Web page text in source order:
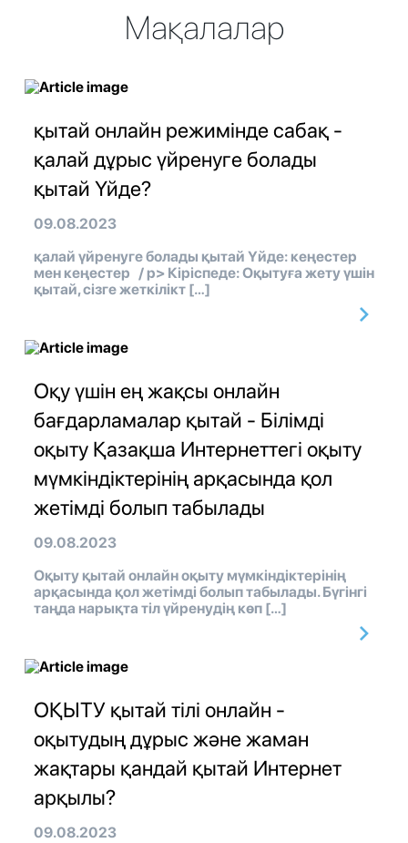
Мақалалар
қытай онлайн режимінде сабақ -
қалай дұрыс үйренуге болады
қытай Үйде?
09.08.2023
қалай үйренуге болады қытай Үйде: кеңестер
мен кеңестер / p> Кіріспеде: Оқытуға жету үшін
қытай, сізге жеткілікт […]
Оқу үшін ең жақсы онлайн
бағдарламалар қытай - Білімді
оқыту Қазақша Интернеттегі оқыту
мүмкіндіктерінің арқасында қол
жетімді болып табылады
09.08.2023
Оқыту қытай онлайн оқыту мүмкіндіктерінің
арқасында қол жетімді болып табылады. Бүгінгі
таңда нарықта тіл үйренудің көп […]
ОҚЫТУ қытай тілі онлайн -
оқытудың дұрыс және жаман
жақтары қандай қытай Интернет
арқылы?
09.08.2023